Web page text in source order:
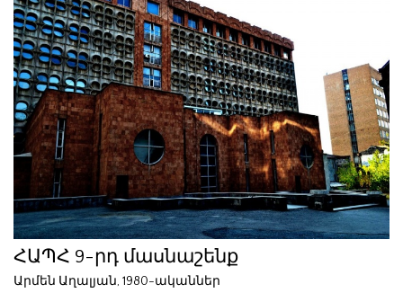
ՀԱՊՀ 9-րդ մասնաշենք
Արմեն Աղալյան, 1980-ականներ